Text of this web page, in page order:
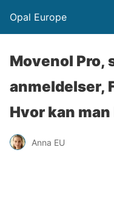
Opal Europe
Movenol Pro,
anmeldelser,
Hvor kan man
Anna EU